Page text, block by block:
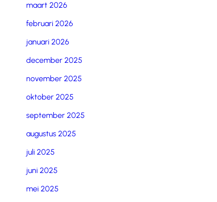
maart 2026
februari 2026
januari 2026
december 2025
november 2025
oktober 2025
september 2025
augustus 2025
juli 2025
juni 2025
mei 2025